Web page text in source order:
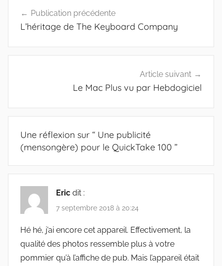
de
Publication précédente
L’héritage de The Keyboard Company
Article suivant
Le Mac Plus vu par Hebdogiciel
Une réflexion sur “ Une publicité
(mensongère) pour le QuickTake 100 ”
Eric dit :
7 septembre 2018 à 20:24
Hé hé, j’ai encore cet appareil. Effectivement, la
qualité des photos ressemble plus à votre
pommier qu’à l’affiche de pub. Mais l’appareil était